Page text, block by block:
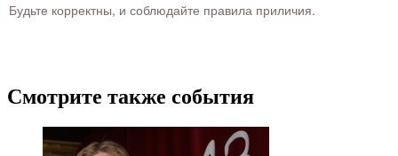
Будьте корректны, и соблюдайте правила приличия.
Смотрите также события